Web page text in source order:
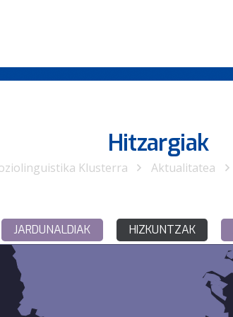
Hitzargiak
Klusterra Aktualitatea
JARDUNALDIAK HIZKUNTZAK